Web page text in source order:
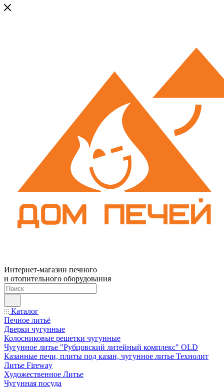
Интернет-магазин печного
и отопительного оборудования
Каталог
Печное литьё
Дверки чугунные
Колосниковые решетки чугунные
Чугунное литье "Рубцовский литейный комплекс" OLD
Казанные печи, плиты под казан, чугунное литье Технолит
Литье Fireway
Художественное Литье
Чугунная посуда